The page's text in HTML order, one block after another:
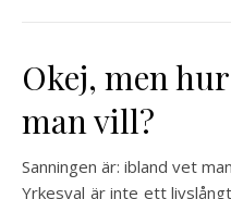
Okej, men
man vill?
Sanningen är: ibland vet
Yrkesval är inte ett